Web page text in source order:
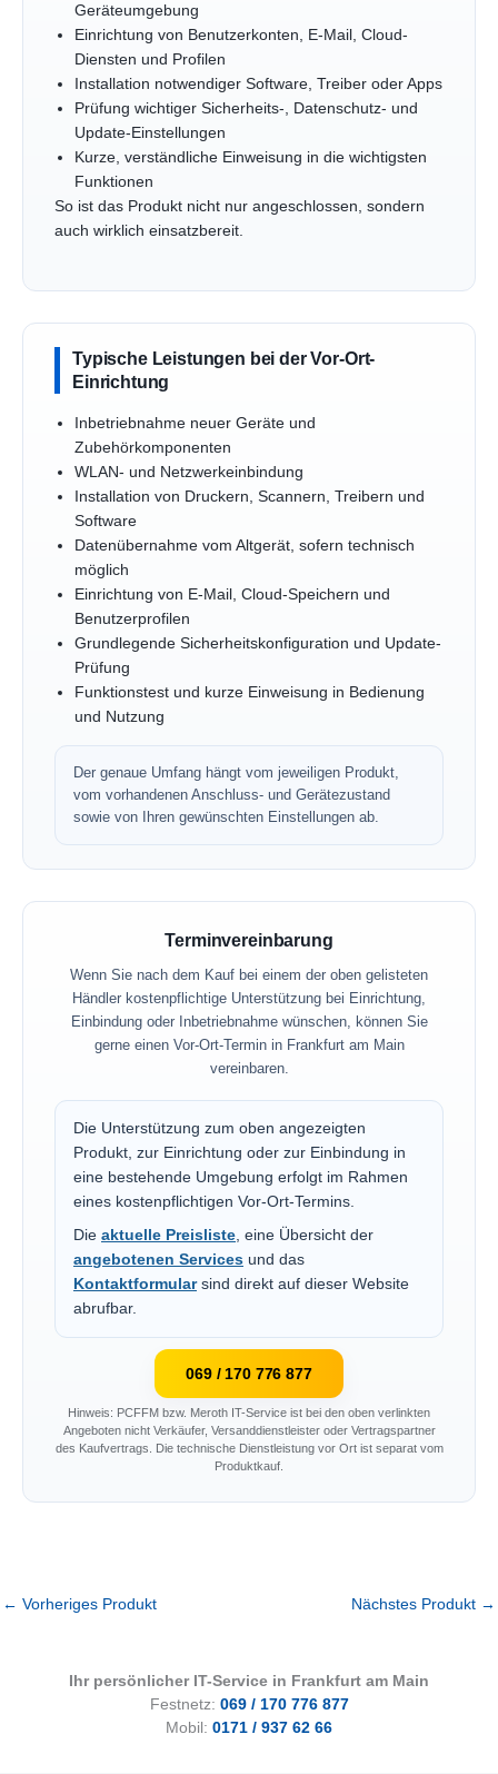
Geräteumgebung
Einrichtung von Benutzerkonten, E-Mail, Cloud-
Diensten und Profilen
Installation notwendiger Software, Treiber oder Apps
Prüfung wichtiger Sicherheits-, Datenschutz- und
Update-Einstellungen
Kurze, verständliche Einweisung in die wichtigsten
Funktionen
So ist das Produkt nicht nur angeschlossen, sondern
auch wirklich einsatzbereit.
Typische Leistungen bei der Vor-Ort-
Einrichtung
Inbetriebnahme neuer Geräte und
Zubehörkomponenten
WLAN- und Netzwerkeinbindung
Installation von Druckern, Scannern, Treibern und
Software
Datenübernahme vom Altgerät, sofern technisch
möglich
Einrichtung von E-Mail, Cloud-Speichern und
Benutzerprofilen
Grundlegende Sicherheitskonfiguration und Update-
Prüfung
Funktionstest und kurze Einweisung in Bedienung
und Nutzung
Der genaue Umfang hängt vom jeweiligen Produkt,
vom vorhandenen Anschluss- und Gerätezustand
sowie von Ihren gewünschten Einstellungen ab.
Terminvereinbarung
Wenn Sie nach dem Kauf bei einem der oben gelisteten
Händler kostenpflichtige Unterstützung bei Einrichtung,
Einbindung oder Inbetriebnahme wünschen, können Sie
gerne einen Vor-Ort-Termin in Frankfurt am Main
vereinbaren.
Die Unterstützung zum oben angezeigten
Produkt, zur Einrichtung oder zur Einbindung in
eine bestehende Umgebung erfolgt im Rahmen
eines kostenpflichtigen Vor-Ort-Termins.
Die aktuelle Preisliste, eine Übersicht der
angebotenen Services und das
Kontaktformularsind direkt auf dieser Website
abrufbar.
069 / 170 776 877
Hinweis: PCFFM bzw. Meroth IT-Service ist bei den oben verlinkten
Angeboten nicht Verkäufer, Versanddienstleister oder Vertragspartner
des Kaufvertrags. Die technische Dienstleistung vor Ort ist separat vom
Produktkauf.
← Vorheriges Produkt Nächstes Produkt →
Ihr persönlicher IT-Service in Frankfurt am Main
Festnetz: 069 / 170 776 877
Mobil: 0171 / 937 62 66